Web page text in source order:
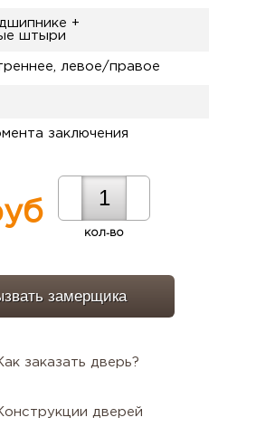
+
штыри
левое/правое
заключения
КОЛ-ВО
замерщика
заказать дверь?
дверей